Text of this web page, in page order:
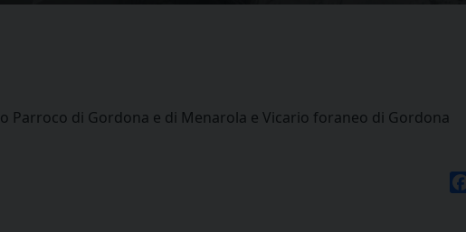
Parroco di Gordona e di Menarola e Vicario foraneo di Gordona